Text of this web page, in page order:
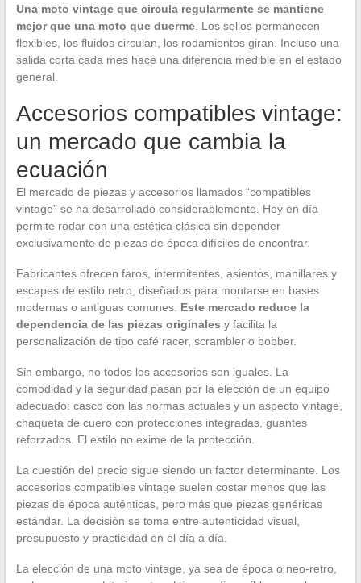
Una moto vintage que circula regularmente se mantiene
mejor que una moto que duerme. Los sellos permanecen
flexibles, los fluidos circulan, los rodamientos giran. Incluso una
salida corta cada mes hace una diferencia medible en el estado
general.
Accesorios compatibles vintage:
un mercado que cambia la
ecuación
El mercado de piezas y accesorios llamados “compatibles
vintage” se ha desarrollado considerablemente. Hoy en día
permite rodar con una estética clásica sin depender
exclusivamente de piezas de época difíciles de encontrar.
Fabricantes ofrecen faros, intermitentes, asientos, manillares y
escapes de estilo retro, diseñados para montarse en bases
modernas o antiguas comunes. Este mercado reduce la
dependencia de las piezas originales y facilita la
personalización de tipo café racer, scrambler o bobber.
Sin embargo, no todos los accesorios son iguales. La
comodidad y la seguridad pasan por la elección de un equipo
adecuado: casco con las normas actuales y un aspecto vintage,
chaqueta de cuero con protecciones integradas, guantes
reforzados. El estilo no exime de la protección.
La cuestión del precio sigue siendo un factor determinante. Los
accesorios compatibles vintage suelen costar menos que las
piezas de época auténticas, pero más que piezas genéricas
estándar. La decisión se toma entre autenticidad visual,
presupuesto y practicidad en el día a día.
La elección de una moto vintage, ya sea de época o neo-retro,